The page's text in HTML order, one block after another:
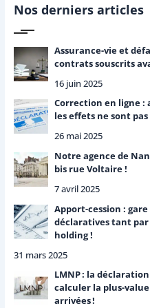
r
h
e
r
Nos derniers articles
Assurance-vie et
contrats souscrits
16 juin 2025
Correction en ligne :
les effets ne sont pas
26 mai 2025
Notre agence de
bis rue Voltaire !
7 avril 2025
Apport-cession :
déclaratives tant
holding !
31 mars 2025
LMNP : la
calculer la plus-
arrivées !